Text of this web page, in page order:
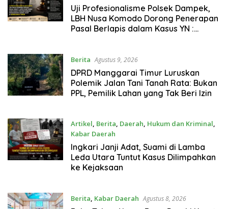
Agustus 9, 2026
Uji Profesionalisme Polsek Dampek,
LBH Nusa Komodo Dorong Penerapan
Pasal Berlapis dalam Kasus YN :
Berita Agustus 9, 2026
DPRD Manggarai Timur Luruskan
Polemik Jalan Tani Tanah Rata: Bukan
PPL, Pemilik Lahan yang Tak Beri Izin
Artikel Berita Daerah Hukum dan Kriminal
Kabar Daerah
Agustus 8, 2026
Ingkari Janji Adat, Suami di Lamba
Leda Utara Tuntut Kasus Dilimpahkan
ke Kejaksaan
Berita Kabar Daerah Agustus 8, 2026